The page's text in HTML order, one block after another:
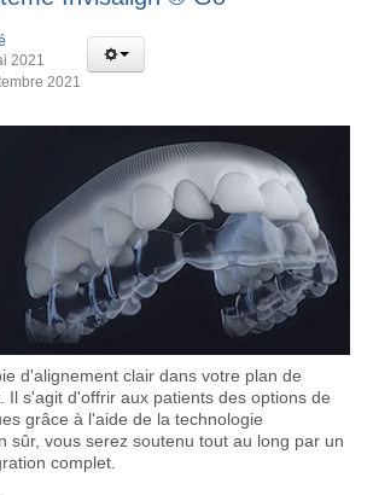
2021
2021
d'alignement clair dans votre plan de
Il s'agit d'offrir aux patients des options de
grâce à l'aide de la technologie
sûr, vous serez soutenu tout au long par un
complet.